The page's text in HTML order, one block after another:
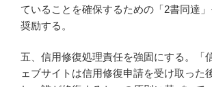
ていることを確保するための「2書同達
奨励する。
五、信用修復処理責任を強固にする。「
ェブサイトは信用修復申請を受け取った